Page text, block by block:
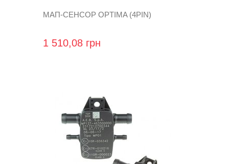
МАП-СЕНСОР OPTIMA (4PIN)
1 510,08 грн